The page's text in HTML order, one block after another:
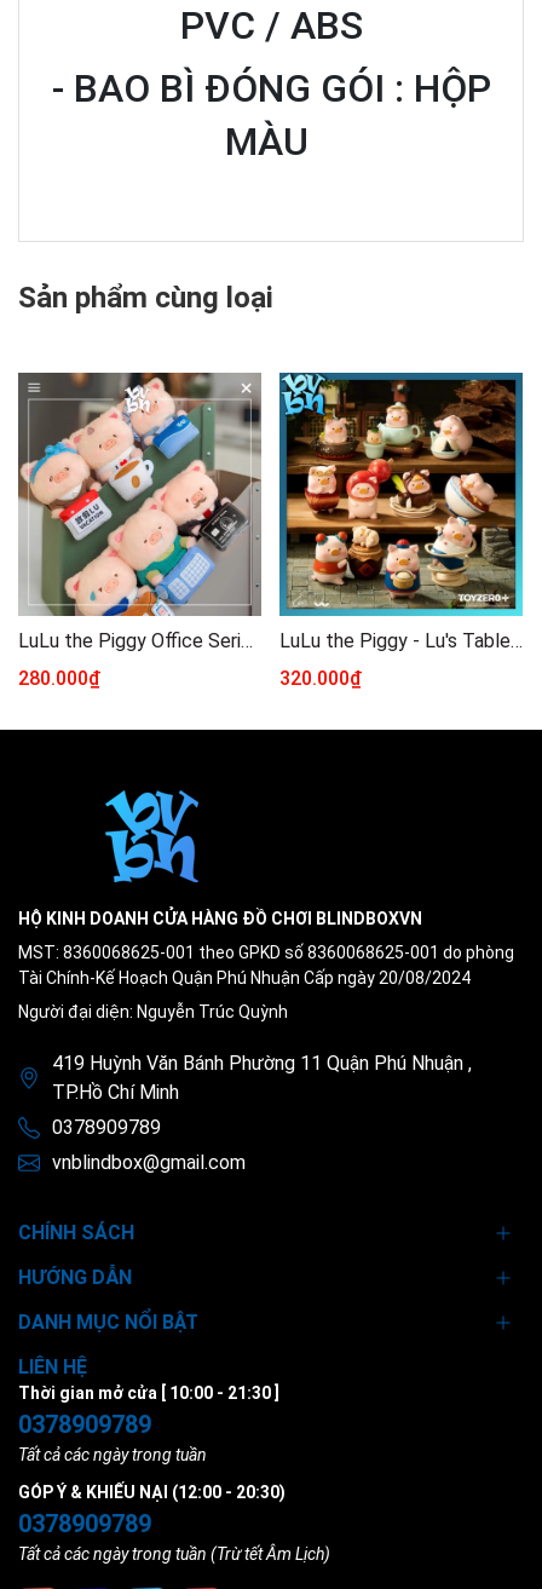
PVC / ABS
- BAO BÌ ĐÓNG GÓI : HỘP
MÀU
Sản phẩm cùng loại
LuLu the Piggy Office Series - My Workplace Partners Monitor Plush Key Blindbox Series
280.000₫
LuLu the Piggy - Lu's Table Series (Blind Box)
320.000₫
HỘ KINH DOANH CỬA HÀNG ĐỒ CHƠI BLINDBOXVN
MST: 8360068625-001 theo GPKD số 8360068625-001 do phòng
Tài Chính-Kế Hoạch Quận Phú Nhuận Cấp ngày 20/08/2024
Người đại diện: Nguyễn Trúc Quỳnh
419 Huỳnh Văn Bánh Phường 11 Quận Phú Nhuận ,
TP.Hồ Chí Minh
0378909789
vnblindbox@gmail.com
CHÍNH SÁCH
HƯỚNG DẪN
DANH MỤC NỔI BẬT
LIÊN HỆ
Thời gian mở cửa [ 10:00 - 21:30 ]
0378909789
Tất cả các ngày trong tuần
GÓP Ý & KHIẾU NẠI (12:00 - 20:30)
0378909789
Tất cả các ngày trong tuần (Trừ tết Âm Lịch)